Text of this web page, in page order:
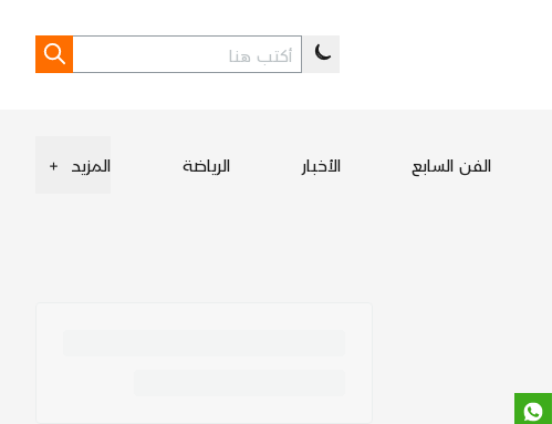
الفن السابع الأخبار الرياضة المزيد +